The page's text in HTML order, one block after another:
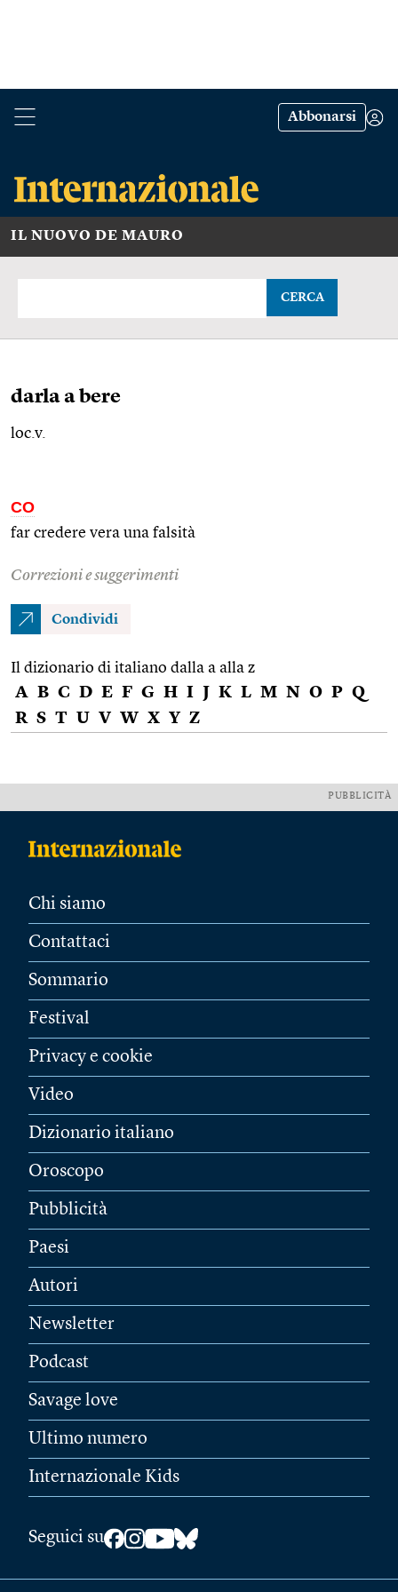
Abbonarsi
IL NUOVO DE MAURO
CERCA
darla a bere
loc.v.
CO
far credere vera una falsità
Correzioni e suggerimenti
Condividi
Il dizionario di italiano dalla a alla z
A B C D E F G H I J K L M N O P Q
R S T U V W X Y Z
PUBBLICITÀ
Chi siamo
Contattaci
Sommario
Festival
Privacy e cookie
Video
Dizionario italiano
Oroscopo
Pubblicità
Paesi
Autori
Newsletter
Podcast
Savage love
Ultimo numero
Internazionale Kids
Seguici su